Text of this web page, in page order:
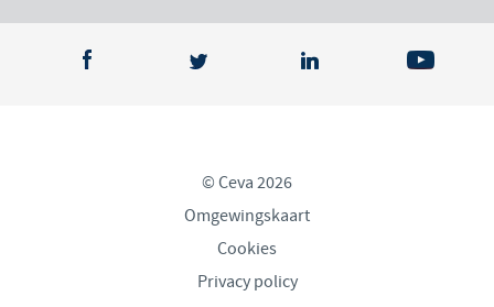
© Ceva 2026
Omgewingskaart
Cookies
Privacy policy